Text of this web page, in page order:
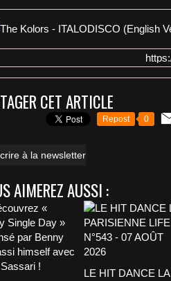
CET ARTICLE
Repost 0
à la newsletter
AIMEREZ AUSSI :
LE HIT DANCE LA